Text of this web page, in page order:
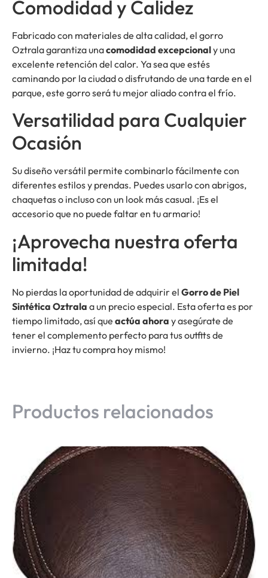
Comodidad y Calidez
Fabricado con materiales de alta calidad, el gorro
Oztrala garantiza unacomodidad excepcionaly una
excelente retención del calor. Ya sea que estés
caminando por la ciudad o disfrutando de una tarde en el
parque, este gorro será tu mejor aliado contra el frío.
Versatilidad para Cualquier
Ocasión
Su diseño versátil permite combinarlo fácilmente con
diferentes estilos y prendas. Puedes usarlo con abrigos,
chaquetas o incluso con un look más casual. ¡Es el
accesorio que no puede faltar en tu armario!
¡Aprovecha nuestra oferta
limitada!
No pierdas la oportunidad de adquirir el Gorro de Piel
Sintética Oztrala a un precio especial. Esta oferta es por
tiempo limitado, así que actúa ahora y asegúrate de
tener el complemento perfecto para tus outfits de
invierno. ¡Haz tu compra hoy mismo!
Productos relacionados